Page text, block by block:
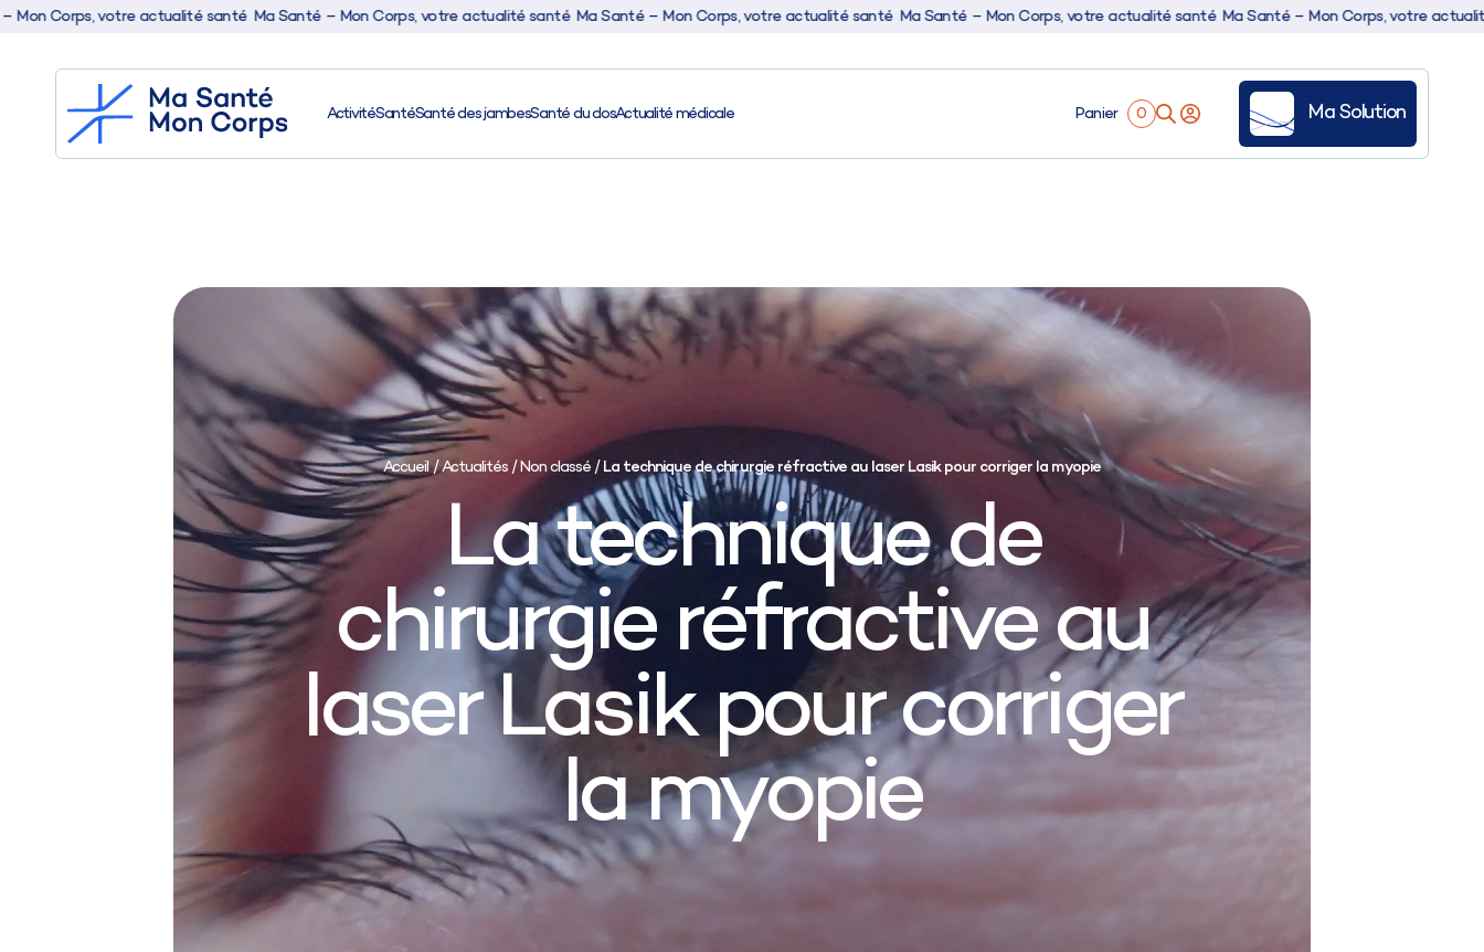
votre actualité santé Ma Santé – Mon Corps, votre actualité santé Ma Santé – Mon Corps, votre actualité santé Ma Santé – Mon Corps, votre actualité santé Ma Santé – Mon Corps, votre actualité
ActivitéSantéSanté des jambesSanté du dosActualité médicale Panier 0 Ma Solution
Santé
Santé des jambes
Santé du dos
Actualité médicale
Accueil/Actualités/Non classé/La technique de chirurgie réfractive au laser Lasik pour corriger la myopie
La technique de
chirurgie réfractive au
laser Lasik pour corriger
la myopie